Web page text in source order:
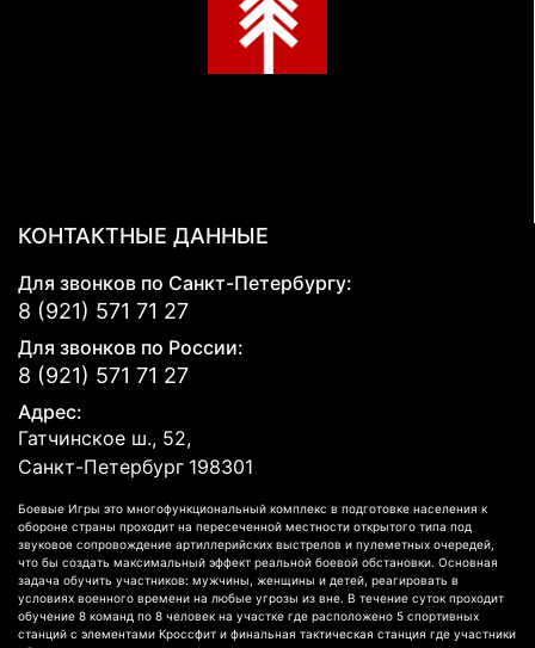
КОНТАКТНЫЕ ДАННЫЕ
Для звонков по Санкт-Петербургу:
8 (921) 571 71 27
Для звонков по России:
8 (921) 571 71 27
Адрес:
Гатчинское ш., 52,
Санкт-Петербург 198301
Боевые Игры это многофункциональный комплекс в подготовке населения к
обороне страны проходит на пересеченной местности открытого типа под
звуковое сопровождение артиллерийских выстрелов и пулеметных очередей,
что бы создать максимальный эффект реальной боевой обстановки. Основная
задача обучить участников: мужчины, женщины и детей, реагировать в
условиях военного времени на любые угрозы из вне. В течение суток проходит
обучение 8 команд по 8 человек на участке где расположено 5 спортивных
станций с элементами Кроссфит и финальная тактическая станция где участники